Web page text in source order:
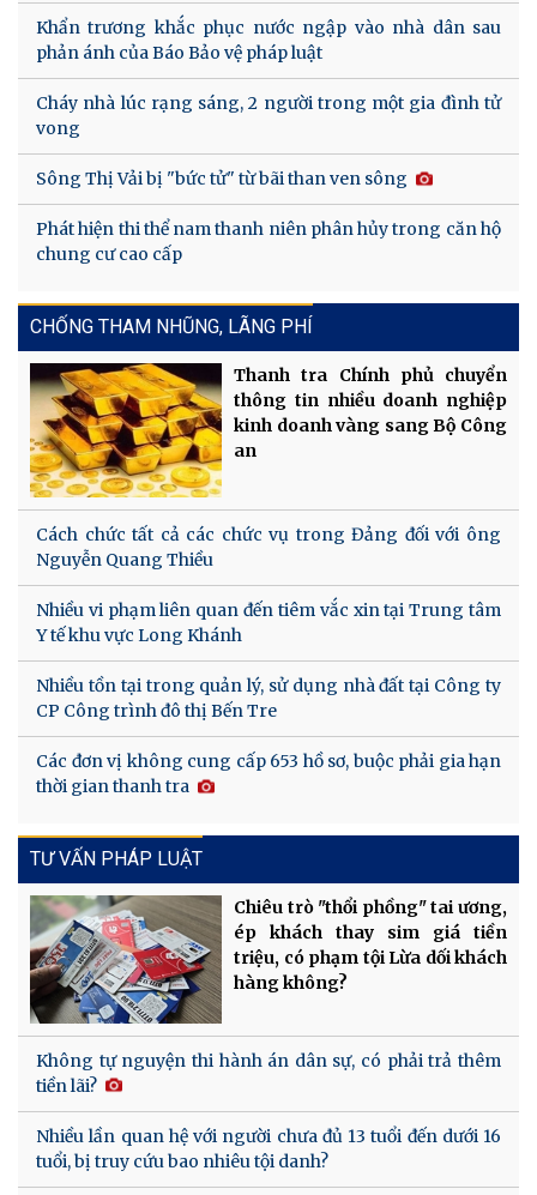
Khẩn trương khắc phục nước ngập vào nhà dân sau
phản ánh của Báo Bảo vệ pháp luật
Cháy nhà lúc rạng sáng, 2 người trong một gia đình tử
vong
Sông Thị Vải bị "bức tử" từ bãi than ven sông
Phát hiện thi thể nam thanh niên phân hủy trong căn hộ
chung cư cao cấp
CHỐNG THAM NHŨNG, LÃNG PHÍ
Thanh tra Chính phủ chuyển
thông tin nhiều doanh nghiệp
kinh doanh vàng sang Bộ Công
an
Cách chức tất cả các chức vụ trong Đảng đối với ông
Nguyễn Quang Thiều
Nhiều vi phạm liên quan đến tiêm vắc xin tại Trung tâm
Y tế khu vực Long Khánh
Nhiều tồn tại trong quản lý, sử dụng nhà đất tại Công ty
CP Công trình đô thị Bến Tre
Các đơn vị không cung cấp 653 hồ sơ, buộc phải gia hạn
thời gian thanh tra
TƯ VẤN PHÁP LUẬT
Chiêu trò "thổi phồng" tai ương,
ép khách thay sim giá tiền
triệu, có phạm tội Lừa dối khách
hàng không?
Không tự nguyện thi hành án dân sự, có phải trả thêm
tiền lãi?
Nhiều lần quan hệ với người chưa đủ 13 tuổi đến dưới 16
tuổi, bị truy cứu bao nhiêu tội danh?